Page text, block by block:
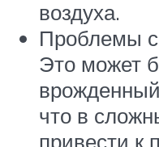
воздуха.
Проблемы с
Это может
что в
привести к